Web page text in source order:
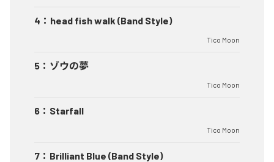
4 ： head fish walk (Band Style)
Tico Moon
5 ： ゾウの夢
Tico Moon
6 ： Starfall
Tico Moon
7 ： Brilliant Blue (Band Style)